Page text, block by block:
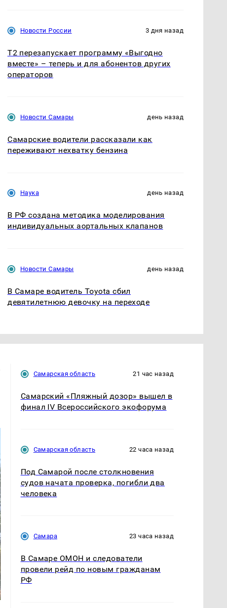
Новости России 3 дня назад
Т2 перезапускает программу «Выгодно
вместе» – теперь и для абонентов других
операторов
Новости Самары день назад
Самарские водители рассказали как
переживают нехватку бензина
Наука день назад
В РФ создана методика моделирования
индивидуальных аортальных клапанов
Новости Самары день назад
В Самаре водитель Toyota сбил
девятилетнюю девочку на переходе
Самарская область 21 час назад
Самарский «Пляжный дозор» вышел в
финал IV Всероссийского экофорума
Самарская область 22 часа назад
Под Самарой после столкновения
судов начата проверка, погибли два
человека
Самара 23 часа назад
В Самаре ОМОН и следователи
провели рейд по новым гражданам
РФ